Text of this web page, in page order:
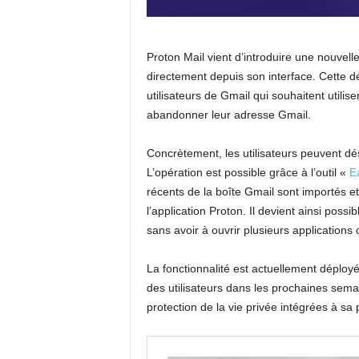
Proton Mail vient d’introduire une
directement depuis son interface. Cette
utilisateurs de Gmail qui souhaitent
abandonner leur adresse Gmail.
Concrètement, les utilisateurs peuvent
L’opération est possible grâce à l’outil «
récents de la boîte Gmail sont importés
l’application Proton. Il devient ainsi
sans avoir à ouvrir plusieurs applications
La fonctionnalité est actuellement
des utilisateurs dans les prochaines
protection de la vie privée intégrées à sa